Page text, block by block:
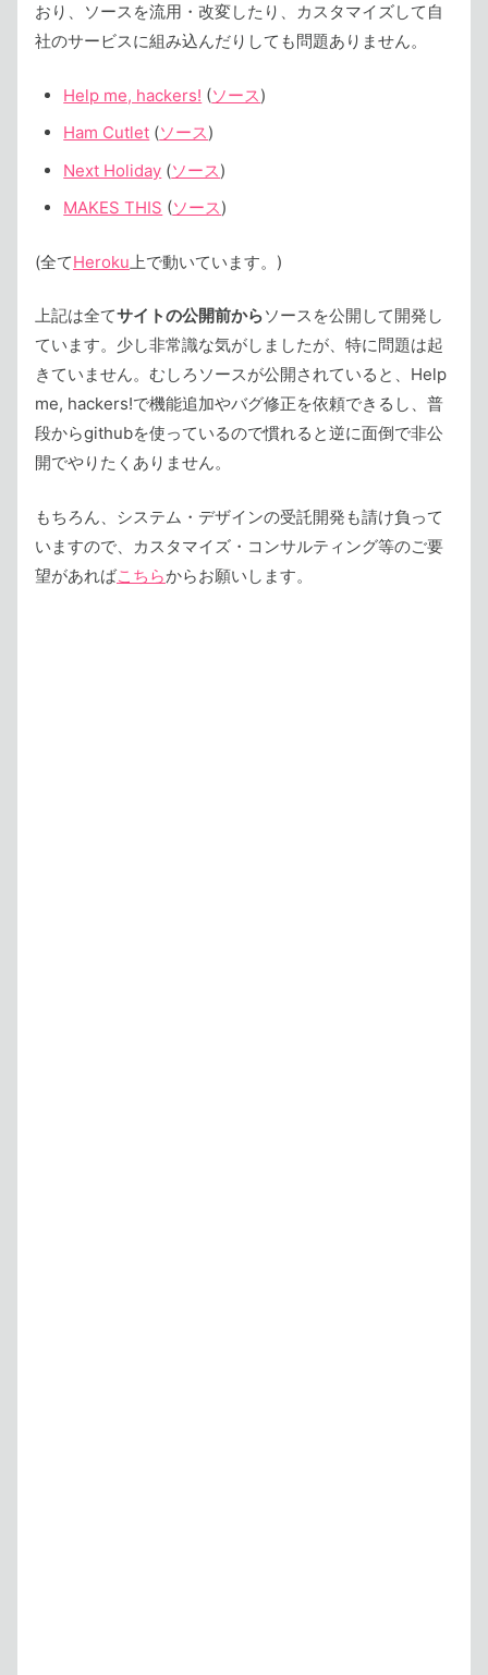
おり、ソースを流用・改変したり、カスタマイズして自
社のサービスに組み込んだりしても問題ありません。
Help me, hackers! (ソース)
Ham Cutlet (ソース)
Next Holiday (ソース)
MAKES THIS (ソース)
(全てHeroku 上で動いています。)
上記は全てサイトの公開前からソースを公開して開発し
ています。少し非常識な気がしましたが、特に問題は起
きていません。むしろソースが公開されていると、Help
me, hackers!で機能追加やバグ修正を依頼できるし、普
段からgithubを使っているので慣れると逆に面倒で非公
開でやりたくありません。
もちろん、システム・デザインの受託開発も請け負って
いますので、カスタマイズ・コンサルティング等のご要
望があればこちらからお願いします。